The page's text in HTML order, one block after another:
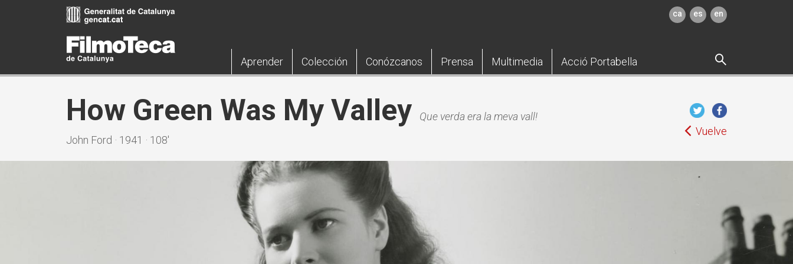
ca es en
Aprender Colección Conózcanos Prensa Multimedia Acció Portabella
How Green Was My Valley
Que verda era la meva vall!
John Ford · 1941 · 108'
Vuelve